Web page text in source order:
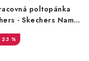
poltopánka
- Skechers Nampa
- 20828 - akciová
23 %